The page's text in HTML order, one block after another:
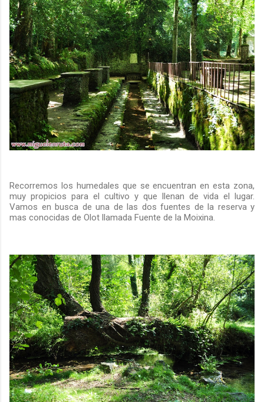
Recorremos los humedales que se encuentran en esta zona,
muy propicios para el cultivo y que llenan de vida el lugar.
Vamos en busca de una de las dos fuentes de la reserva y
mas conocidas de Olot llamada Fuente de la Moixina.